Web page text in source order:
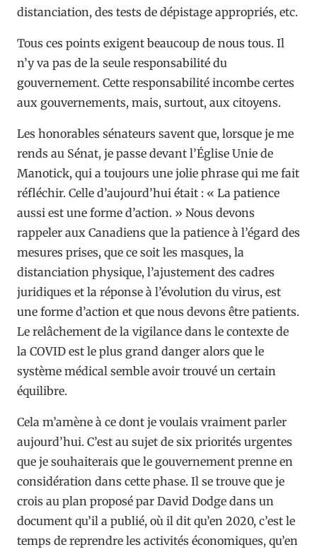
distanciation, des tests de dépistage appropriés, etc.
Tous ces points exigent beaucoup de nous tous. Il
n’y va pas de la seule responsabilité du
gouvernement. Cette responsabilité incombe certes
aux gouvernements, mais, surtout, aux citoyens.
Les honorables sénateurs savent que, lorsque je me
rends au Sénat, je passe devant l’Église Unie de
Manotick, qui a toujours une jolie phrase qui me fait
réfléchir. Celle d’aujourd’hui était : « La patience
aussi est une forme d’action. » Nous devons
rappeler aux Canadiens que la patience à l’égard des
mesures prises, que ce soit les masques, la
distanciation physique, l’ajustement des cadres
juridiques et la réponse à l’évolution du virus, est
une forme d’action et que nous devons être patients.
Le relâchement de la vigilance dans le contexte de
la COVID est le plus grand danger alors que le
système médical semble avoir trouvé un certain
équilibre.
Cela m’amène à ce dont je voulais vraiment parler
aujourd’hui. C’est au sujet de six priorités urgentes
que je souhaiterais que le gouvernement prenne en
considération dans cette phase. Il se trouve que je
crois au plan proposé par David Dodge dans un
document qu’il a publié, où il dit qu’en 2020, c’est le
temps de reprendre les activités économiques, qu’en